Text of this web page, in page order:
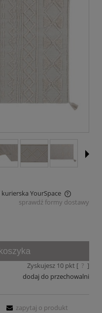
kurierska YourSpace
płatności
sprawdź formy dostawy
Zyskujesz 10pkt [ ? ]
dodaj do przechowalni
zapytaj o produkt